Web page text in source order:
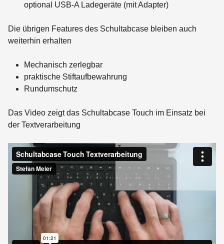
optional USB-A Ladegeräte (mit Adapter)
Die übrigen Features des Schultabcase bleiben auch
weiterhin erhalten
Mechanisch zerlegbar
praktische Stiftaufbewahrung
Rundumschutz
Das Video zeigt das Schultabcase Touch im Einsatz bei
der Textverarbeitung